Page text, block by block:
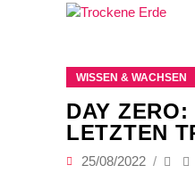
WISSEN & WACHSEN
DAY
LETZTEN
25/08/2022